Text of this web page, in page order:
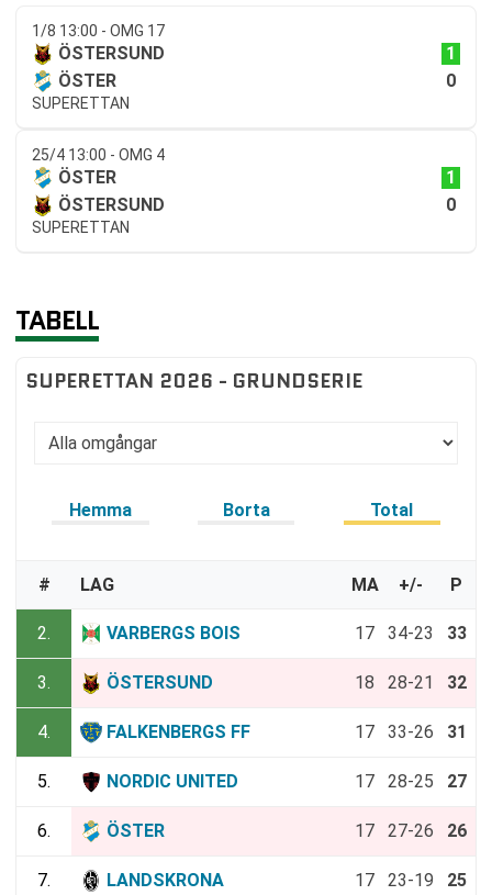
1/8 13:00 - OMG 17
ÖSTERSUND
1
ÖSTER
0
SUPERETTAN
25/4 13:00 - OMG 4
ÖSTER
1
ÖSTERSUND
0
SUPERETTAN
TABELL
SUPERETTAN 2026 - GRUNDSERIE
Hemma Borta Total
# LAG MA +/- P
2. VARBERGS BOIS 17 34-23 33
3. ÖSTERSUND 18 28-21 32
4. FALKENBERGS FF 17 33-26 31
5. NORDIC UNITED 17 28-25 27
6. ÖSTER 17 27-26 26
7. LANDSKRONA 17 23-19 25